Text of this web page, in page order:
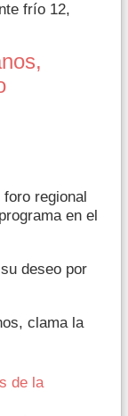
frío 12,
regional
en el
deseo por
clama la
de la